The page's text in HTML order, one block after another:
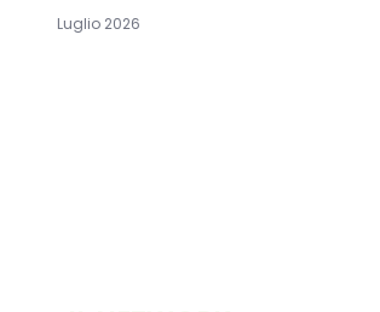
Luglio 2026